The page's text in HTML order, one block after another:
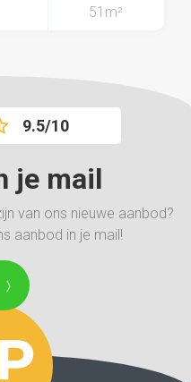
51m²
9.5/10
je mail
van ons nieuwe aanbod?
aanbod in je mail!